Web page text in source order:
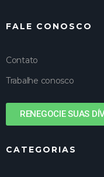
FALE CONOSCO
Contato
Trabalhe conosco
RENEGOCIE SUAS
CATEGORIAS